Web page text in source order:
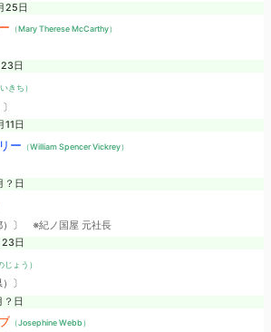
25日
（Mary Therese McCarthy）
日
きち）
日
ー （William Spencer Vickrey）
？日
）〕 ※紀ノ国屋 元社長
日
じょう）
〕
？日
（Josephine Webb）